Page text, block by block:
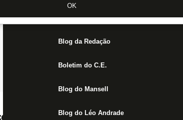
OK
Jogos
Blog da Redação
Boletim do C.E.
Blog do Mansell
Blog do Léo Andrade
o Atlético-MG para o